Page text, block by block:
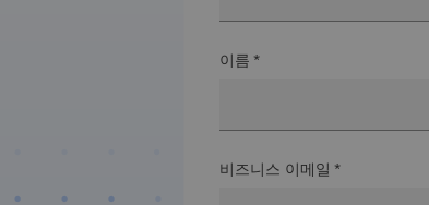
이름 *
비즈니스 이메일 *